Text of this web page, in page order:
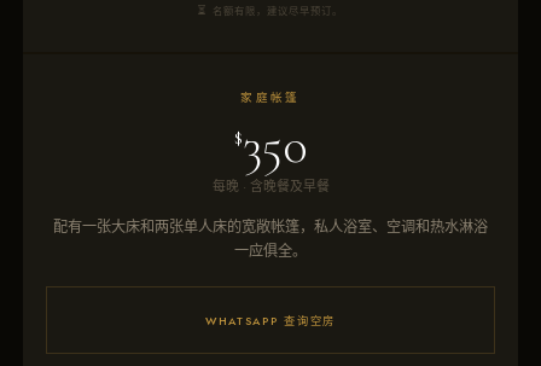
名额有限，建议尽早预订。
家庭帐篷
$350
每晚 · 含晚餐及早餐
配有一张大床和两张单人床的宽敞帐篷，私人浴室、空调和热水淋浴
一应俱全。
WHATSAPP 查询空房